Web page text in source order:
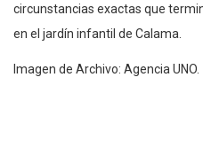
circunstancias exactas que
en el jardín infantil de Calama.
Imagen de Archivo: Agencia UNO.